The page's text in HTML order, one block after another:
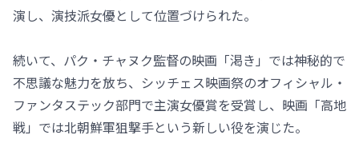
演し、演技派女優として位置づけられた。
続いて、パク・チャヌク監督の映画「渇き」では神秘的で
不思議な魅力を放ち、シッチェス映画祭のオフィシャル・
ファンタステック部門で主演女優賞を受賞し、映画「高地
戦」では北朝鮮軍狙撃手という新しい役を演じた。